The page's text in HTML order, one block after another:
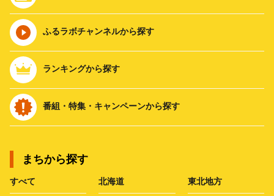
ふるラボチャンネルから探す
ランキングから探す
番組・特集・キャンペーンから探す
まちから探す
すべて 北海道 東北地方